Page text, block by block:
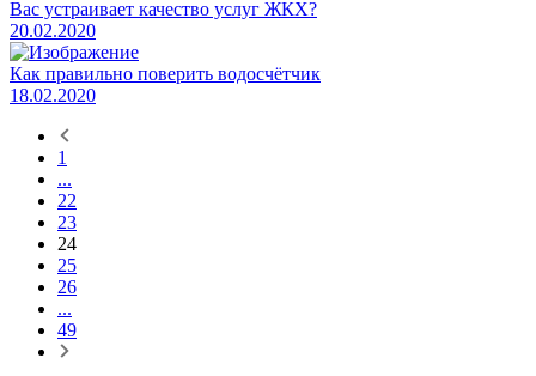
Вас устраивает качество услуг ЖКХ?
20.02.2020
Как правильно поверить водосчётчик
18.02.2020
1
...
22
23
24
25
26
...
49